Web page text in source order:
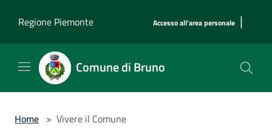
Regione Piemonte
Accesso all'area personale |
Comune di Bruno
Home > Vivere il Comune